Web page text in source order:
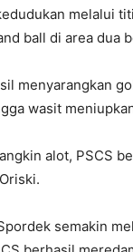
melalui
ball di area dua
menyarangkan
wasit
alot, PSCS
semakin